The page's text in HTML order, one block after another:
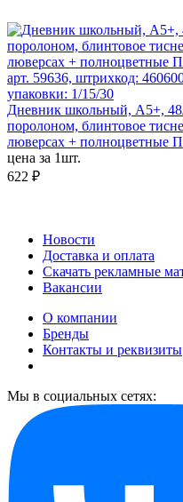
арт. 59636, штрихкод:
упаковки: 1/15/30
Дневник школьный, А5+,
поролоном, блинтовое
люверсах +
цена за 1шт.
622 ₽
Новости
Доставка и оплата
Скачать рекламные
Вакансии
О компании
Бренды
Контакты и реквизиты
Мы в социальных сетях: